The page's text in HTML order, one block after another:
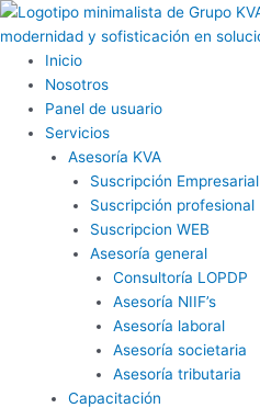
Ir
al
contenido
Inicio
Nosotros
Panel de usuario
Servicios
Asesoría KVA
Suscripción Empresarial
Suscripción profesional
Suscripcion WEB
Asesoría general
Consultoría LOPDP
Asesoría NIIF’s
Asesoría laboral
Asesoría societaria
Asesoría tributaria
Capacitación